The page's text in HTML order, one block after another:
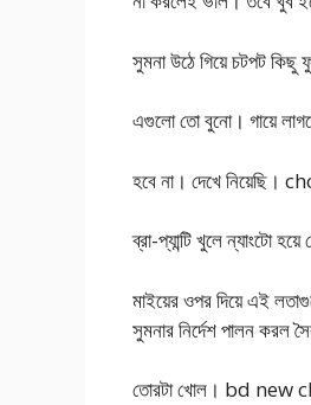
সুমনা উঠে গিয়ে চটপট
এগুলো তো বুনো। গায়ে
হবে না। দেখে
ব্রা-প্যান্টি খুলে ন্যাংটো
মাইয়ের ওপর দিয়ে এই
সুমনার নির্দেশ পালন করল
তোরটা খোল। bd new